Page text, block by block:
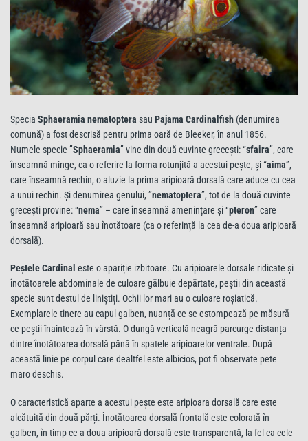
Specia Sphaeramia nematoptera sau Pajama Cardinalfish (denumirea
comună) a fost descrisă pentru prima oară de Bleeker, în anul 1856.
Numele specie ”Sphaeramia” vine din două cuvinte grecești: “sfaira”, care
înseamnă minge, ca o referire la forma rotunjită a acestui pește, și “aima”,
care înseamnă rechin, o aluzie la prima aripioară dorsală care aduce cu cea
a unui rechin. Și denumirea genului, ”nematoptera”, tot de la două cuvinte
grecești provine: “nema” – care înseamnă amenințare și “pteron” care
înseamnă aripioară sau înotătoare (ca o referință la cea de-a doua aripioară
dorsală).
Peștele Cardinal este o apariție izbitoare. Cu aripioarele dorsale ridicate și
înotătoarele abdominale de culoare gălbuie depărtate, peștii din această
specie sunt destul de liniștiți. Ochii lor mari au o culoare roșiatică.
Exemplarele tinere au capul galben, nuanță ce se estompează pe măsură
ce peștii înaintează în vârstă. O dungă verticală neagră parcurge distanța
dintre înotătoarea dorsală până în spatele aripioarelor ventrale. După
această linie pe corpul care dealtfel este albicios, pot fi observate pete
maro deschis.
O caracteristică aparte a acestui pește este aripioara dorsală care este
alcătuită din două părți. Înotătoarea dorsală frontală este colorată în
galben, în timp ce a doua aripioară dorsală este transparentă, la fel ca cele